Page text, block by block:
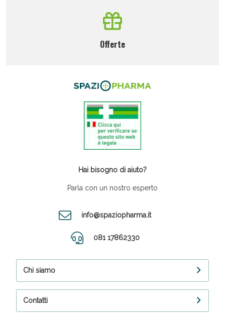
Offerte
Hai bisogno di aiuto?
Parla con un nostro esperto
info@spaziopharma.it
081 17862330
Chi siamo
Contatti